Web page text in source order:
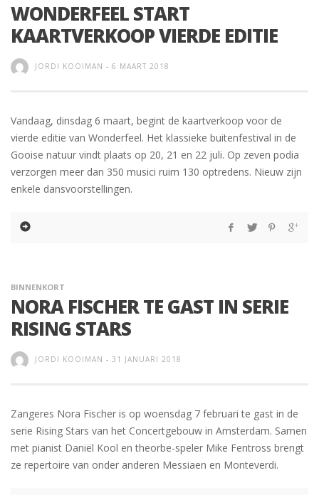
WONDERFEEL START
KAARTVERKOOP VIERDE EDITIE
JORDI KOOIMAN - 6 MAART 2018
Vandaag, dinsdag 6 maart, begint de kaartverkoop voor de
vierde editie van Wonderfeel. Het klassieke buitenfestival in de
Gooise natuur vindt plaats op 20, 21 en 22 juli. Op zeven podia
verzorgen meer dan 350 musici ruim 130 optredens. Nieuw zijn
enkele dansvoorstellingen.
BINNENKORT
NORA FISCHER TE GAST IN SERIE
RISING STARS
JORDI KOOIMAN - 31 JANUARI 2018
Zangeres Nora Fischer is op woensdag 7 februari te gast in de
serie Rising Stars van het Concertgebouw in Amsterdam. Samen
met pianist Daniël Kool en theorbe-speler Mike Fentross brengt
ze repertoire van onder anderen Messiaen en Monteverdi.